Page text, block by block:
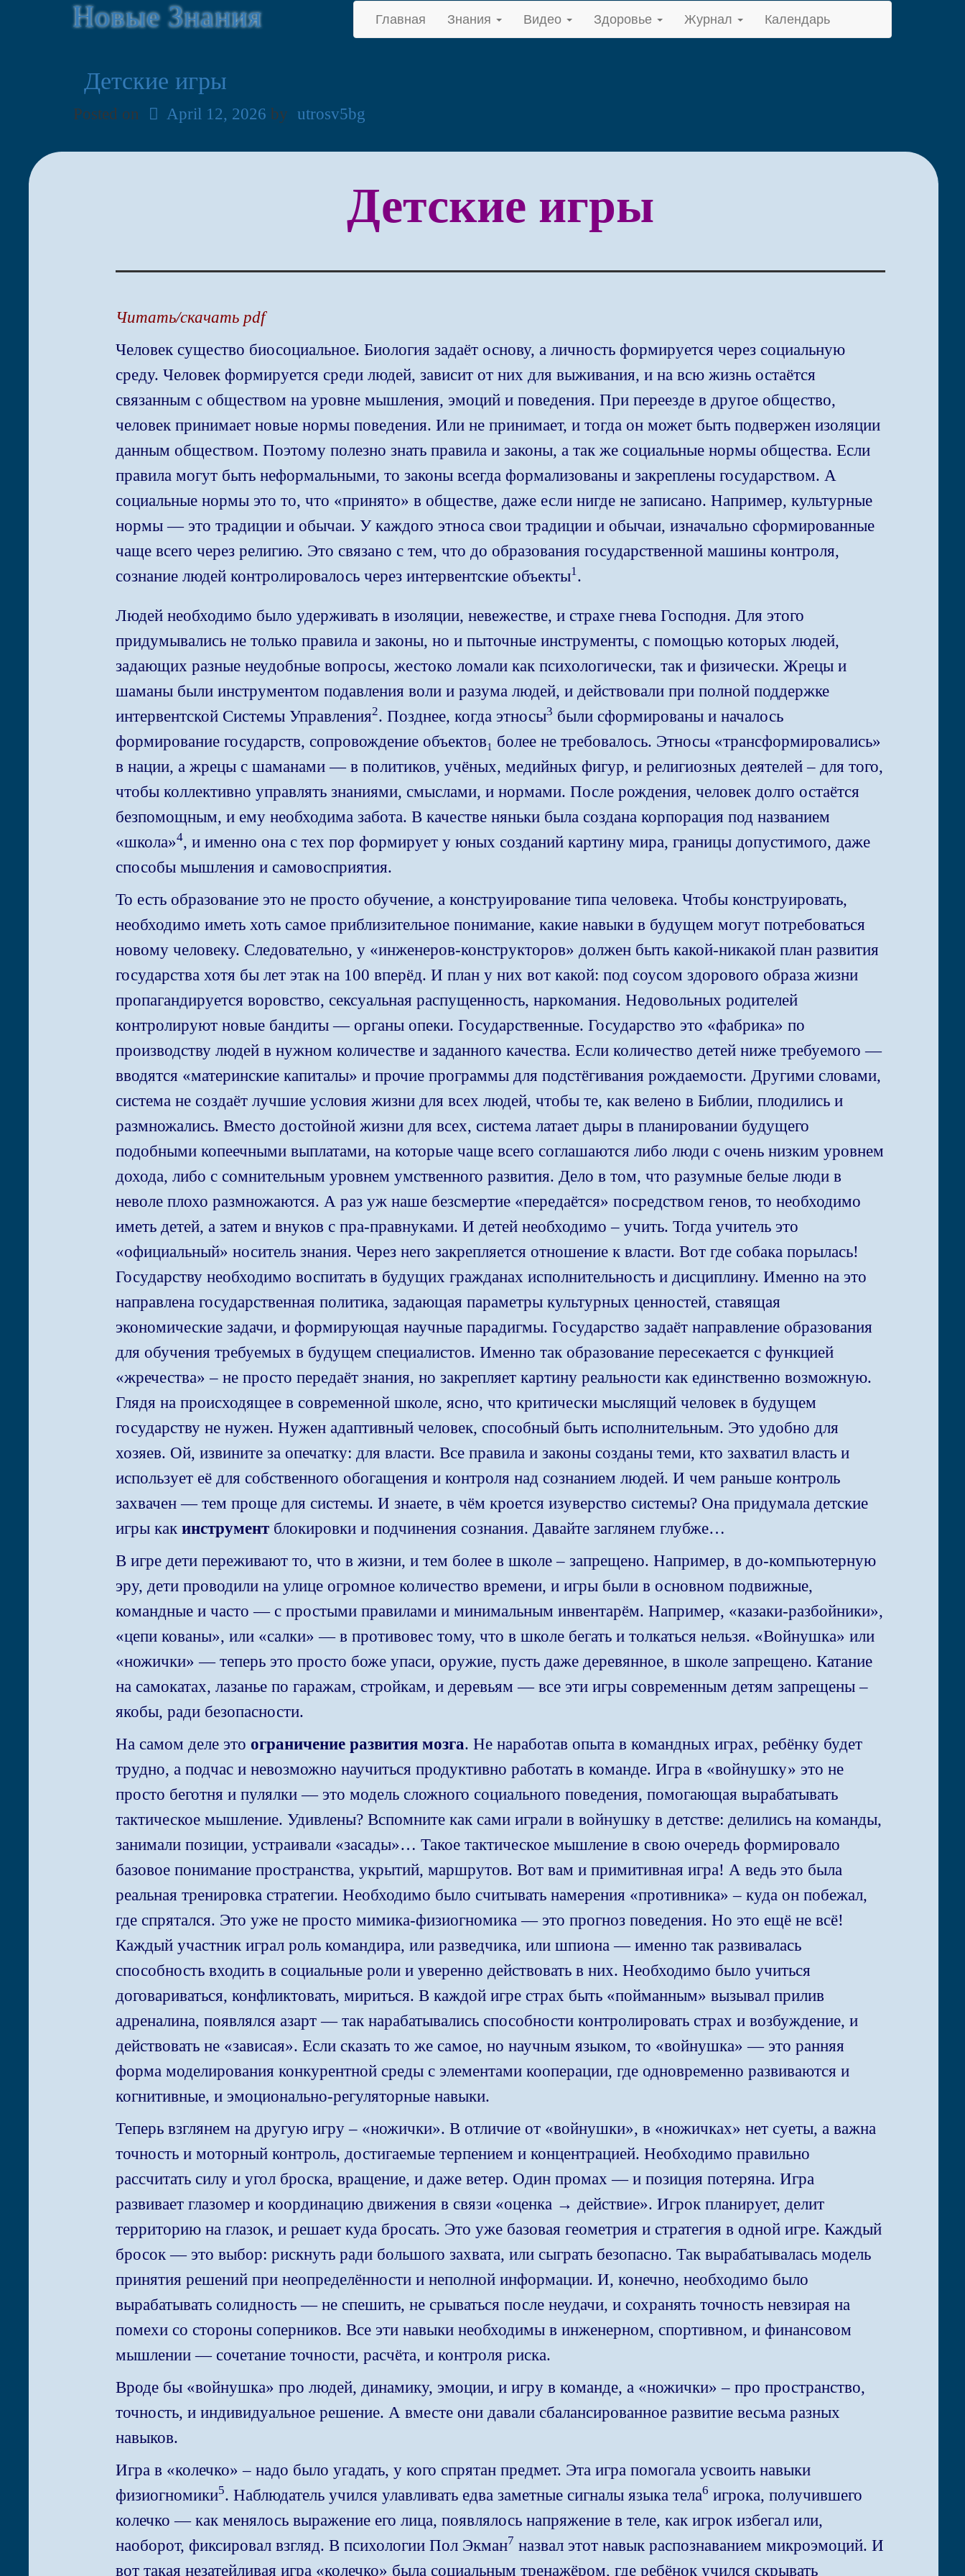
Новые Знания Главная Знания Видео Здоровье Журнал Календарь
Детские игры
Posted on April 12, 2026 by utrosv5bg
Детские игры
Читать/скачать pdf
Человек существо биосоциальное. Биология задаёт основу, а личность формируется через социальную
среду. Человек формируется среди людей, зависит от них для выживания, и на всю жизнь остаётся
связанным с обществом на уровне мышления, эмоций и поведения. При переезде в другое общество,
человек принимает новые нормы поведения. Или не принимает, и тогда он может быть подвержен изоляции
данным обществом. Поэтому полезно знать правила и законы, а так же социальные нормы общества. Если
правила могут быть неформальными, то законы всегда формализованы и закреплены государством. А
социальные нормы это то, что «принято» в обществе, даже если нигде не записано. Например, культурные
нормы — это традиции и обычаи. У каждого этноса свои традиции и обычаи, изначально сформированные
чаще всего через религию. Это связано с тем, что до образования государственной машины контроля,
сознание людей контролировалось через интервентские объекты1.
Людей необходимо было удерживать в изоляции, невежестве, и страхе гнева Господня. Для этого
придумывались не только правила и законы, но и пыточные инструменты, с помощью которых людей,
задающих разные неудобные вопросы, жестоко ломали как психологически, так и физически. Жрецы и
шаманы были инструментом подавления воли и разума людей, и действовали при полной поддержке
интервентской Системы Управления2. Позднее, когда этносы3 были сформированы и началось
формирование государств, сопровождение объектов₁ более не требовалось. Этносы «трансформировались»
в нации, а жрецы с шаманами — в политиков, учёных, медийных фигур, и религиозных деятелей – для того,
чтобы коллективно управлять знаниями, смыслами, и нормами. После рождения, человек долго остаётся
безпомощным, и ему необходима забота. В качестве няньки была создана корпорация под названием
«школа»4, и именно она с тех пор формирует у юных созданий картину мира, границы допустимого, даже
способы мышления и самовосприятия.
То есть образование это не просто обучение, а конструирование типа человека. Чтобы конструировать,
необходимо иметь хоть самое приблизительное понимание, какие навыки в будущем могут потребоваться
новому человеку. Следовательно, у «инженеров-конструкторов» должен быть какой-никакой план развития
государства хотя бы лет этак на 100 вперёд. И план у них вот какой: под соусом здорового образа жизни
пропагандируется воровство, сексуальная распущенность, наркомания. Недовольных родителей
контролируют новые бандиты — органы опеки. Государственные. Государство это «фабрика» по
производству людей в нужном количестве и заданного качества. Если количество детей ниже требуемого —
вводятся «материнские капиталы» и прочие программы для подстёгивания рождаемости. Другими словами,
система не создаёт лучшие условия жизни для всех людей, чтобы те, как велено в Библии, плодились и
размножались. Вместо достойной жизни для всех, система латает дыры в планировании будущего
подобными копеечными выплатами, на которые чаще всего соглашаются либо люди с очень низким уровнем
дохода, либо с сомнительным уровнем умственного развития. Дело в том, что разумные белые люди в
неволе плохо размножаются. А раз уж наше безсмертие «передаётся» посредством генов, то необходимо
иметь детей, а затем и внуков с пра-правнуками. И детей необходимо – учить. Тогда учитель это
«официальный» носитель знания. Через него закрепляется отношение к власти. Вот где собака порылась!
Государству необходимо воспитать в будущих гражданах исполнительность и дисциплину. Именно на это
направлена государственная политика, задающая параметры культурных ценностей, ставящая
экономические задачи, и формирующая научные парадигмы. Государство задаёт направление образования
для обучения требуемых в будущем специалистов. Именно так образование пересекается с функцией
«жречества» – не просто передаёт знания, но закрепляет картину реальности как единственно возможную.
Глядя на происходящее в современной школе, ясно, что критически мыслящий человек в будущем
государству не нужен. Нужен адаптивный человек, способный быть исполнительным. Это удобно для
хозяев. Ой, извините за опечатку: для власти. Все правила и законы созданы теми, кто захватил власть и
использует её для собственного обогащения и контроля над сознанием людей. И чем раньше контроль
захвачен — тем проще для системы. И знаете, в чём кроется изуверство системы? Она придумала детские
игры как инструмент блокировки и подчинения сознания. Давайте заглянем глубже…
В игре дети переживают то, что в жизни, и тем более в школе – запрещeно. Например, в до-компьютерную
эру, дети проводили на улице огромное количество времени, и игры были в основном подвижные,
командные и часто — с простыми правилами и минимальным инвентарём. Например, «казаки-разбойники»,
«цепи кованы», или «салки» — в противовес тому, что в школе бегать и толкаться нельзя. «Войнушка» или
«ножички» — теперь это просто боже упаси, оружие, пусть даже деревянное, в школе запрещено. Катание
на самокатах, лазанье по гаражам, стройкам, и деревьям — все эти игры современным детям запрещены –
якобы, ради безопасности.
На самом деле это ограничение развития мозга. Не наработав опыта в командных играх, ребёнку будет
трудно, а подчас и невозможно научиться продуктивно работать в команде. Игра в «войнушку» это не
просто беготня и пулялки — это модель сложного социального поведения, помогающая вырабатывать
тактическое мышление. Удивлены? Вспомните как сами играли в войнушку в детстве: делились на команды,
занимали позиции, устраивали «засады»… Такое тактическое мышление в свою очередь формировало
базовое понимание пространства, укрытий, маршрутов. Вот вам и примитивная игра! А ведь это была
реальная тренировка стратегии. Необходимо было считывать намерения «противника» – куда он побежал,
где спрятался. Это уже не просто мимика-физиогномика — это прогноз поведения. Но это ещё не всё!
Каждый участник играл роль командира, или разведчика, или шпиона — именно так развивалась
способность входить в социальные роли и уверенно действовать в них. Необходимо было учиться
договариваться, конфликтовать, мириться. В каждой игре страх быть «пойманным» вызывал прилив
адреналина, появлялся азарт — так нарабатывались способности контролировать страх и возбуждение, и
действовать не «зависая». Если сказать то же самое, но научным языком, то «войнушка» — это ранняя
форма моделирования конкурентной среды с элементами кооперации, где одновременно развиваются и
когнитивные, и эмоционально-регуляторные навыки.
Теперь взглянем на другую игру – «ножички». В отличие от «войнушки», в «ножичках» нет суеты, а важна
точность и моторный контроль, достигаемые терпением и концентрацией. Необходимо правильно
рассчитать силу и угол броска, вращение, и даже ветер. Один промах — и позиция потеряна. Игра
развивает глазомер и координацию движения в связи «оценка → действие». Игрок планирует, делит
территорию на глазок, и решает куда бросать. Это уже базовая геометрия и стратегия в одной игре. Каждый
бросок — это выбор: рискнуть ради большого захвата, или сыграть безопасно. Так вырабатывалась модель
принятия решений при неопределённости и неполной информации. И, конечно, необходимо было
вырабатывать солидность — не спешить, не срываться после неудачи, и сохранять точность невзирая на
помехи со стороны соперников. Все эти навыки необходимы в инженерном, спортивном, и финансовом
мышлении — сочетание точности, расчёта, и контроля риска.
Вроде бы «войнушка» про людей, динамику, эмоции, и игру в команде, а «ножички» – про пространство,
точность, и индивидуальное решение. А вместе они давали сбалансированное развитие весьма разных
навыков.
Игра в «колечко» – надо было угадать, у кого спрятан предмет. Эта игра помогала усвоить навыки
физиогномики5. Наблюдатель учился улавливать едва заметные сигналы языка тела6 игрока, получившего
колечко — как менялось выражение его лица, появлялось напряжение в теле, как игрок избегал или,
наоборот, фиксировал взгляд. В психологии Пол Экман7 назвал этот навык распознаванием микроэмоций. И
вот такая незатейливая игра «колечко» была социальным тренажёром, где ребёнок учился скрывать